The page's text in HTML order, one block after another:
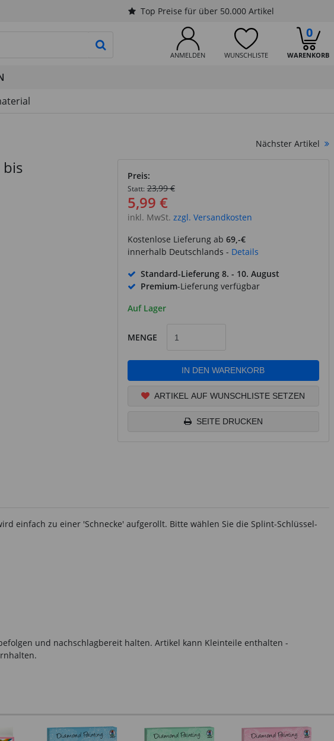
Top Preise für über 50.000 Artikel
ANMELDEN WUNSCHLISTE WARENKORB
0
PRODUKTSUCHE STARTEN
Nächster Artikel
bis
Preis:
Statt: 23,99 €
5,99 €
inkl. MwSt. zzgl. Versandkosten
Kostenlose Lieferung ab 69,-€
innerhalb Deutschlands - Details
Standard-Lieferung 8. - 10. August
Premium-Lieferung verfügbar
Auf Lager
MENGE
IN DEN WARENKORB
ARTIKEL AUF WUNSCHLISTE SETZEN
SEITE DRUCKEN
einfach zu einer 'Schnecke' aufgerollt. Bitte wählen Sie die Splint-Schlüssel-
und nachschlagbereit halten. Artikel kann Kleinteile enthalten -